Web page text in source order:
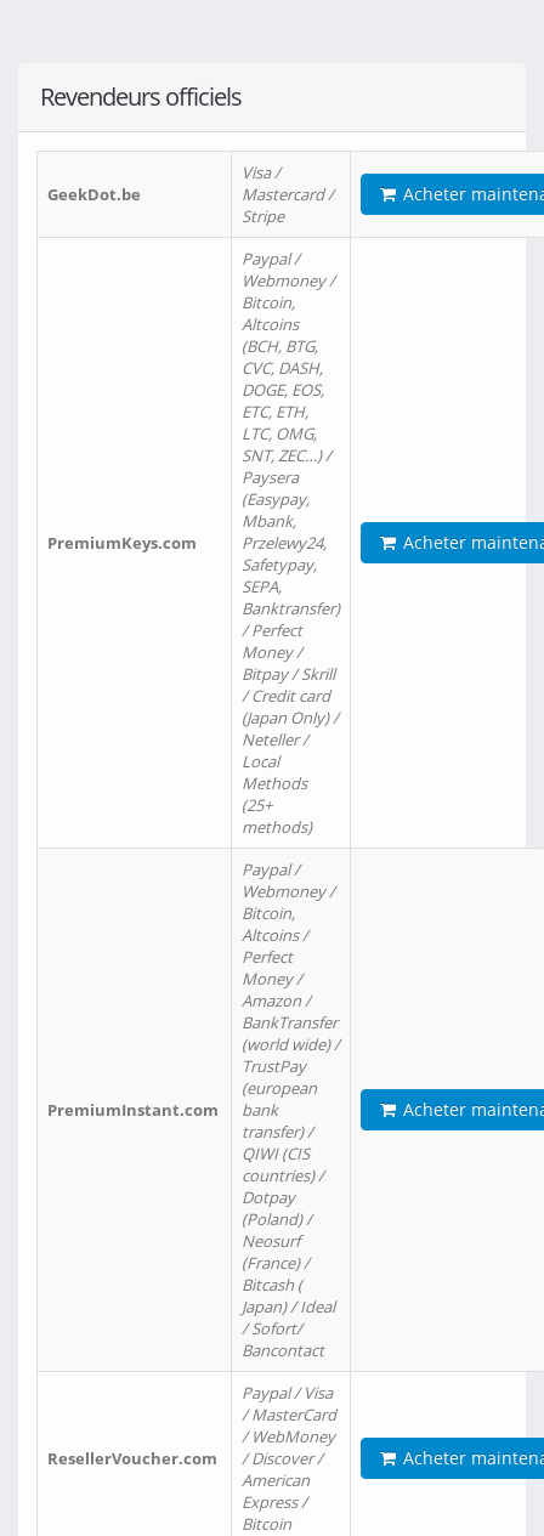
Revendeurs officiels
GeekDot.be
Visa /
Mastercard /
Stripe
Acheter
PremiumKeys.com
Paypal /
Webmoney /
Bitcoin,
Altcoins
(BCH, BTG,
CVC, DASH,
DOGE, EOS,
ETC, ETH,
LTC, OMG,
SNT, ZEC…) /
Paysera
(Easypay,
Mbank,
Przelewy24,
Safetypay,
SEPA,
Banktransfer)
/ Perfect
Money /
Bitpay / Skrill
/ Credit card
(Japan Only) /
Neteller /
Local
Methods
(25+
methods)
Acheter
PremiumInstant.com
Paypal /
Webmoney /
Bitcoin,
Altcoins /
Perfect
Money /
Amazon /
BankTransfer
(world wide) /
TrustPay
(european
bank
transfer) /
QIWI (CIS
countries) /
Dotpay
(Poland) /
Neosurf
(France) /
Bitcash (
Japan) / Ideal
/ Sofort/
Bancontact
Acheter
ResellerVoucher.com
Paypal / Visa
/ MasterCard
/ WebMoney
/ Discover /
American
Express /
Bitcoin
Acheter